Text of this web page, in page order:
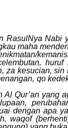
RasulNya
maha
za kesucian,
qo
Al Qur’an
dengan apa
waqof